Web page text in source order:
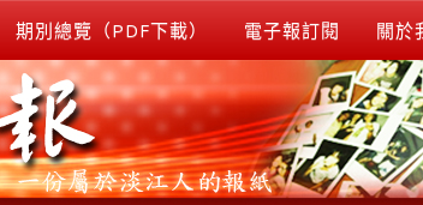
期別總覽（PDF下載） 電子報訂閱 關於